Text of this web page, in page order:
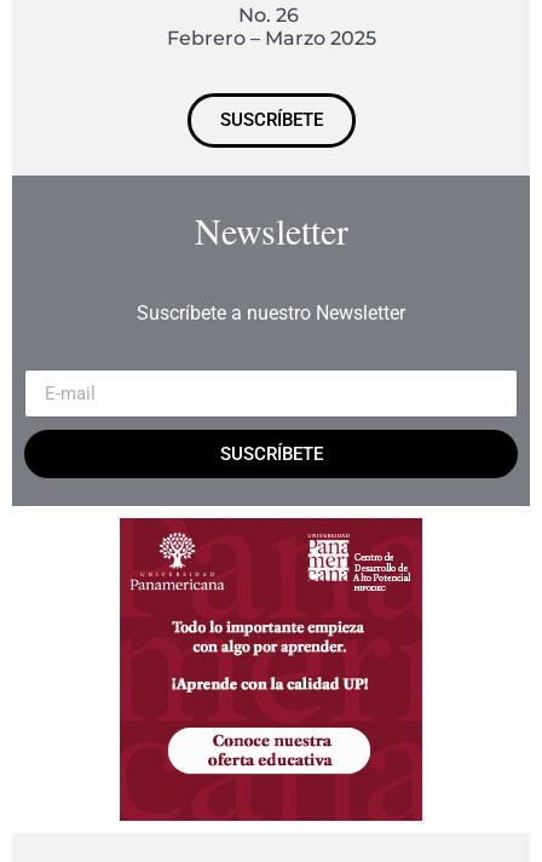
No. 26
Febrero – Marzo 2025
SUSCRÍBETE
Newsletter
Suscríbete a nuestro Newsletter
SUSCRÍBETE